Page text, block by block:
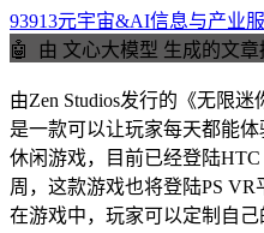
93913元宇宙&AI信息与产业
🤖
由 文心大模型 生成的文章
由Zen Studios发行的《无限迷
是一款可以让玩家每天都能
休闲游戏，目前已经登陆
周，这款游戏也将登陆PS VR
在游戏中，玩家可以定制自